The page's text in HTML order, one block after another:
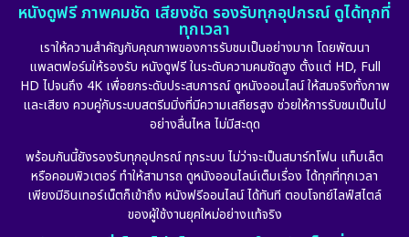
หนังดูฟรี ภาพคมชัด เสียงชัด รองรับทุกอุปกรณ์ ดูได้ทุกที่
ทุกเวลา
เราให้ความสำคัญกับคุณภาพของการรับชมเป็นอย่างมาก โดยพัฒนา
แพลตฟอร์มให้รองรับ หนังดูฟรี ในระดับความคมชัดสูง ตั้งแต่ HD, Full
HD ไปจนถึง 4K เพื่อยกระดับประสบการณ์ ดูหนังออนไลน์ ให้สมจริงทั้งภาพ
และเสียง ควบคู่กับระบบสตรีมมิ่งที่มีความเสถียรสูง ช่วยให้การรับชมเป็นไป
อย่างลื่นไหล ไม่มีสะดุด
พร้อมกันนี้ยังรองรับทุกอุปกรณ์ ทุกระบบ ไม่ว่าจะเป็นสมาร์ทโฟน แท็บเล็ต
หรือคอมพิวเตอร์ ทำให้สามารถ ดูหนังออนไลน์เต็มเรื่อง ได้ทุกที่ทุกเวลา
เพียงมีอินเทอร์เน็ตก็เข้าถึง หนังฟรีออนไลน์ ได้ทันที ตอบโจทย์ไลฟ์สไตล์
ของผู้ใช้งานยุคใหม่อย่างแท้จริง